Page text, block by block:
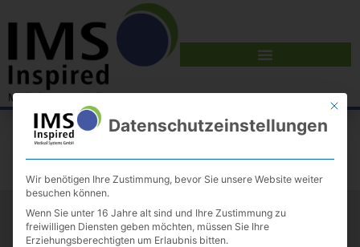
Mit
Datenschutzeinstellungen
Wir benötigen Ihre Zustimmung, bevor Sie unsere Website weiter
besuchen können.
Wenn Sie unter 16 Jahre alt sind und Ihre Zustimmung zu
freiwilligen Diensten geben möchten, müssen Sie Ihre
Erziehungsberechtigten um Erlaubnis bitten.